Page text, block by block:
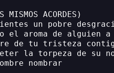
MISMOS ACORDES)
un pobre
el aroma de alguien
de tu tristeza
la torpeza de su
nombrar